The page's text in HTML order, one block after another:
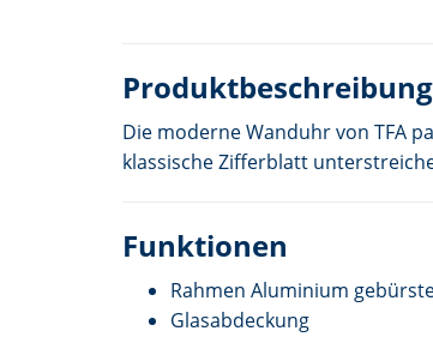
Produktbeschreibung
Die moderne Wanduhr von TFA
klassische Zifferblatt
Funktionen
Rahmen Aluminium
Glasabdeckung